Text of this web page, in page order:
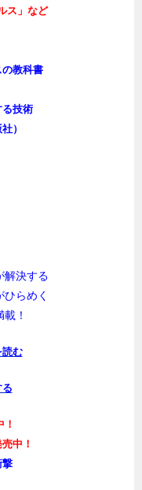
ス」など
教科書
る技術
）
解決する
らめく
！
む
中！
撃